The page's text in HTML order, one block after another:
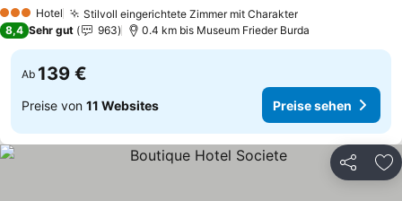
3 SterneHotel Stilvoll eingerichtete Zimmer mit CharakterPreise sehen
8,4 Sehr gut 963 0.4 km bis Museum Frieder Burda
Ab 139 €
Preise von 11 Websites Preise sehen
Teilen